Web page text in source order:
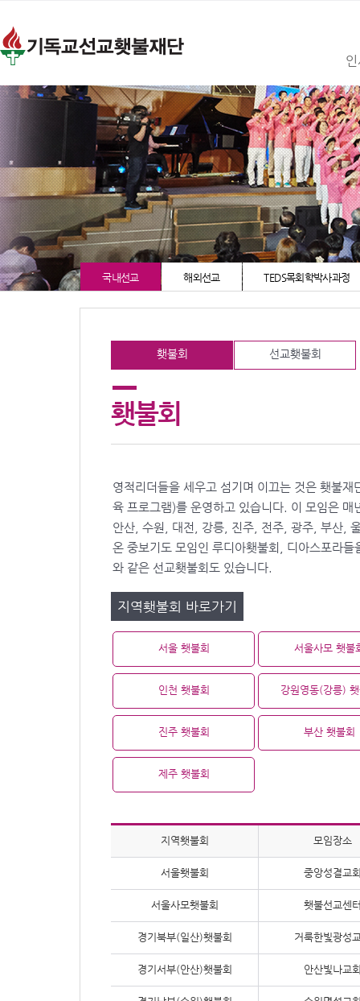
국내선교 해외선교 TEDS목회학박사과정
횃불회 선교횃불회
횃불회
영적리더들을 세우고 섬기며 이끄는 것은 횃불
육 프로그램)를 운영하고 있습니다. 이 모임은
안산, 수원, 대전, 강릉, 진주, 전주, 광주, 부산,
온 중보기도 모임인 루디아횃불회, 디아스포라
와 같은 선교횃불회도 있습니다.
지역횃불회 바로가기
서울 횃불회 서울사모 횃불
인천 횃불회 강원영동(강릉)
진주 횃불회 부산 횃불회
제주 횃불회
지역횃불회 모임장소
서울횃불회 중앙성결교
서울사모횃불회 횃불선교센
경기북부(일산)횃불회 거룩한빛광성
경기서부(안산)횃불회 안산빛나교